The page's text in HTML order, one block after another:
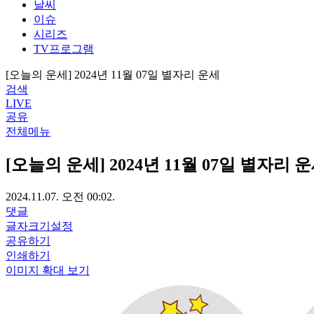
날씨
이슈
시리즈
TV프로그램
[오늘의 운세] 2024년 11월 07일 별자리 운세
검색
LIVE
공유
전체메뉴
[오늘의 운세] 2024년 11월 07일 별자리
2024.11.07. 오전 00:02.
댓글
글자크기설정
공유하기
인쇄하기
이미지 확대 보기